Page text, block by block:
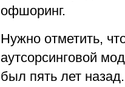
офшоринг.
Нужно отметить,
аутсорсинговой
был пять лет